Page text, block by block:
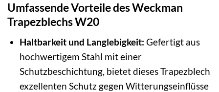
Umfassende Vorteile des Weckman
Trapezblechs W20
Haltbarkeit und Langlebigkeit: Gefertigt aus
hochwertigem Stahl mit einer
Schutzbeschichtung, bietet dieses Trapezblech
exzellenten Schutz gegen Witterungseinflüsse